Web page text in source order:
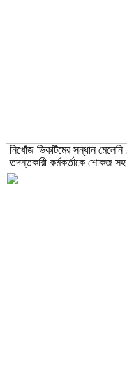
নিখোঁজ ভিকটিমের সন্ধান
তদন্তকারী কর্মকর্তাকে শোকজ